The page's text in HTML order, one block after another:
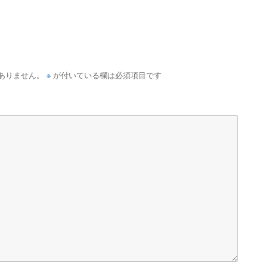
ません。 ※が付いている欄は必須項目です